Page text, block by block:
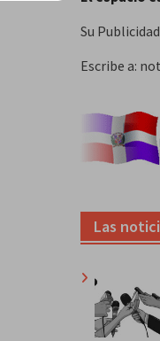
Su
Escribe a:
Las